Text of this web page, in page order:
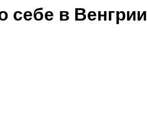
себе в Венгрии